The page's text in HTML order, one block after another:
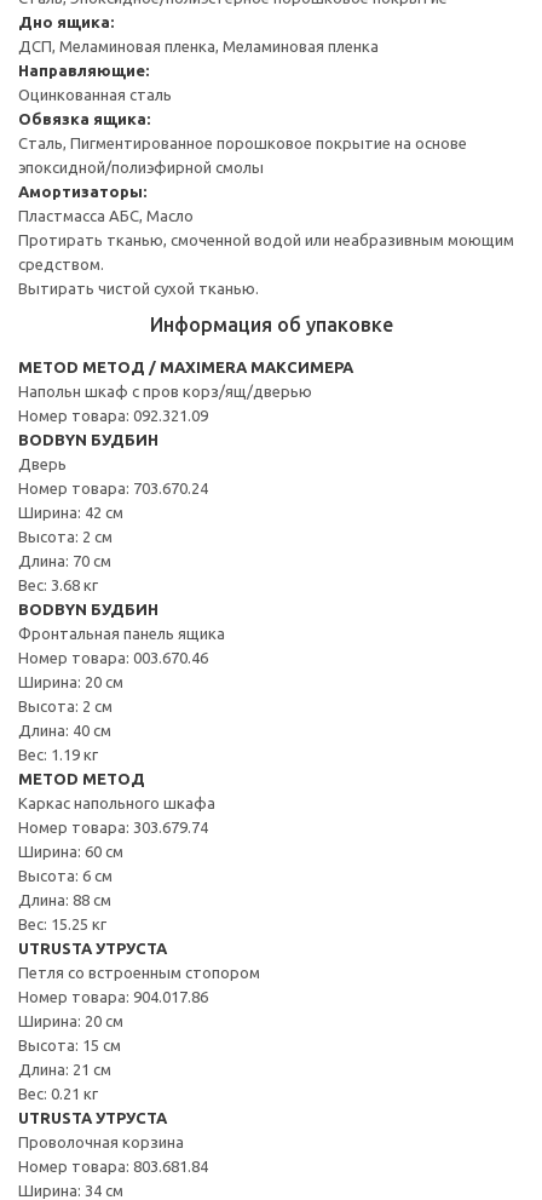
Дно ящика:
ДСП, Меламиновая пленка, Меламиновая пленка
Направляющие:
Оцинкованная сталь
Обвязка ящика:
Сталь, Пигментированное порошковое покрытие на основе
эпоксидной/полиэфирной смолы
Амортизаторы:
Пластмасса АБС, Масло
Протирать тканью, смоченной водой или неабразивным моющим
средством.
Вытирать чистой сухой тканью.
Информация об упаковке
METOD МЕТОД / MAXIMERA МАКСИМЕРА
Напольн шкаф с пров корз/ящ/дверью
Номер товара: 092.321.09
BODBYN БУДБИН
Дверь
Номер товара: 703.670.24
Ширина: 42 см
Высота: 2 см
Длина: 70 см
Вес: 3.68 кг
BODBYN БУДБИН
Фронтальная панель ящика
Номер товара: 003.670.46
Ширина: 20 см
Высота: 2 см
Длина: 40 см
Вес: 1.19 кг
METOD МЕТОД
Каркас напольного шкафа
Номер товара: 303.679.74
Ширина: 60 см
Высота: 6 см
Длина: 88 см
Вес: 15.25 кг
UTRUSTA УТРУСТА
Петля со встроенным стопором
Номер товара: 904.017.86
Ширина: 20 см
Высота: 15 см
Длина: 21 см
Вес: 0.21 кг
UTRUSTA УТРУСТА
Проволочная корзина
Номер товара: 803.681.84
Ширина: 34 см